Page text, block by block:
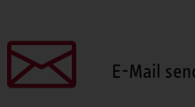
E-Mail